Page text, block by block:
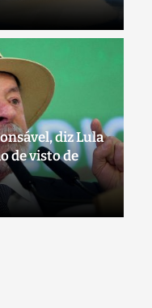
diz Lula
de visto de